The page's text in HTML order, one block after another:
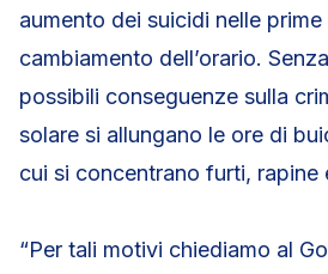
aumento dei suicidi nelle
cambiamento dell’orario.
possibili conseguenze sulla
solare si allungano le ore di
cui si concentrano furti, rapine
“Per tali motivi chiediamo al